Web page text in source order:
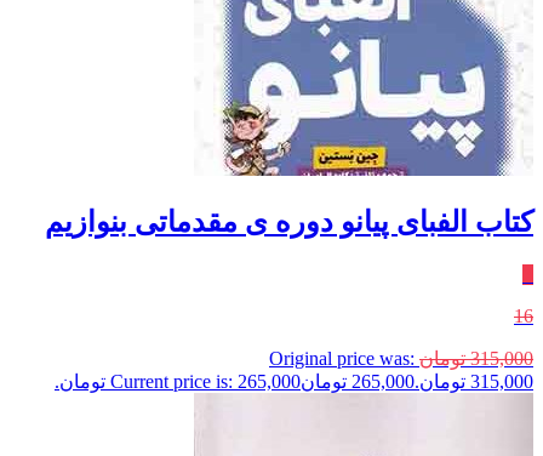
کتاب الفبای پیانو دوره‌ ی مقدماتی بنوازیم
16
315,000 تومان Original price was:
315,000 تومان.
265,000 تومانCurrent price is: 265,000 تومان.